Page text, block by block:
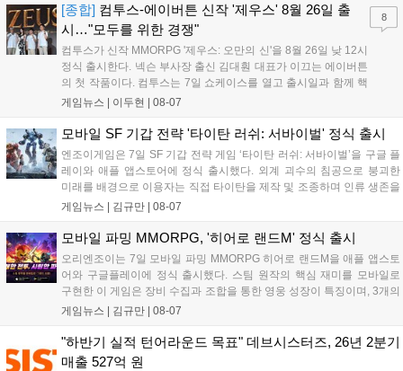
서는 대회 규정에 따라 별도의 유니폼을 착용할 계획이다....
[종합] 컴투스-에이버튼 신작 '제우스' 8월 26일 출
시…"모두를 위한 경쟁"
컴투스가 신작 MMORPG '제우스: 오만의 신'을 8월 26일 낮 12시
정식 출시한다. 넥슨 부사장 출신 김대훤 대표가 이끄는 에이버튼
의 첫 작품이다. 컴투스는 7일 쇼케이스를 열고 출시일과 함께 핵
심 콘텐츠, 유료화 정책, 운영 방향을 공개했다. 캐릭터명 선점은
의 오만으로 균열이...
게임뉴스 | 이두현 08-07
8
모바일 SF 기갑 전략 '타이탄 러쉬: 서바이벌' 정식 출시
엔조이게임은 7일 SF 기갑 전략 게임 ‘타이탄 러쉬: 서바이벌’을 구글 플
레이와 애플 앱스토어에 정식 출시했다. 외계 괴수의 침공으로 붕괴한
미래를 배경으로 이용자는 직접 타이탄을 제작 및 조종하며 인류 생존을
위한 전투를 펼친다. 지휘관 모집, 피난처 운영, 연맹 협동 콘텐츠가 특징
지원 보상을 제공한다. 상세 내용은 공식 커뮤니티에서 확인 가능하다....
게임뉴스 | 김규만 08-07
모바일 파밍 MMORPG, '히어로 랜드M' 정식 출시
오리엔조이는 7일 모바일 파밍 MMORPG 히어로 랜드M을 애플 앱스토
어와 구글플레이에 정식 출시했다. 스팀 원작의 핵심 재미를 모바일로
구현한 이 게임은 장비 수집과 조합을 통한 영웅 성장이 특징이며, 3개의
무기 스킬을 활용한 전략적 전투와 길드전 등 다양한 콘텐츠를 제공한
혜택을 지급하며, 상세 내용은 공식 라운지에서 확인할 수 있다. 이용자
는 게임 접속 및 주요 콘텐츠 플레이를 통해 성장을 지원받을 수 있다....
게임뉴스 | 김규만 08-07
"하반기 실적 턴어라운드 목표" 데브시스터즈, 26년 2분기
매출 527억 원